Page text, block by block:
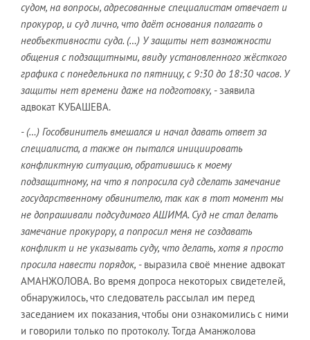
судом, на вопросы, адресованные специалистам отвечает и
прокурор, и суд лично, что даёт основания полагать о
необъективности суда. (…) У защиты нет возможности
общения с подзащитными, ввиду установленного жёсткого
графика с понедельника по пятницу, с 9:30 до 18:30 часов. У
защиты нет времени даже на подготовку, - заявила
адвокат КУБАШЕВА.
- (…) Гособвинитель вмешался и начал давать ответ за
специалиста, а также он пытался инициировать
конфликтную ситуацию, обратившись к моему
подзащитному, на что я попросила суд сделать замечание
государственному обвинителю, так как в тот момент мы
не допрашивали подсудимого АШИМА. Суд не стал делать
замечание прокурору, а попросил меня не создавать
конфликт и не указывать суду, что делать, хотя я просто
просила навести порядок, - выразила своё мнение адвокат
АМАНЖОЛОВА. Во время допроса некоторых свидетелей,
обнаружилось, что следователь рассылал им перед
заседанием их показания, чтобы они ознакомились с ними
и говорили только по протоколу. Тогда Аманжолова